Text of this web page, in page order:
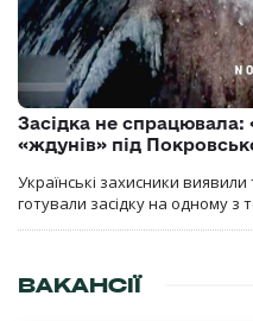
Засідка не
«ждунів» під
Українські захисники
готували засідку на одному з
ВАКАНСІЇ